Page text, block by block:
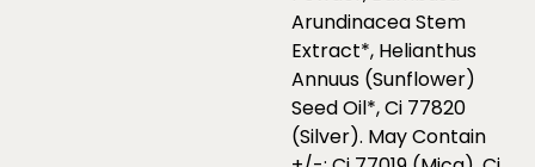
Arundinacea Stem
Extract*, Helianthus
Annuus (Sunflower)
Seed Oil*, Ci 77820
(Silver). May Contain